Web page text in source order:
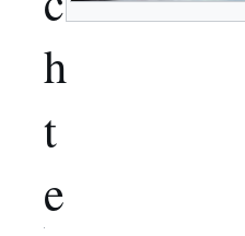
h
t
e